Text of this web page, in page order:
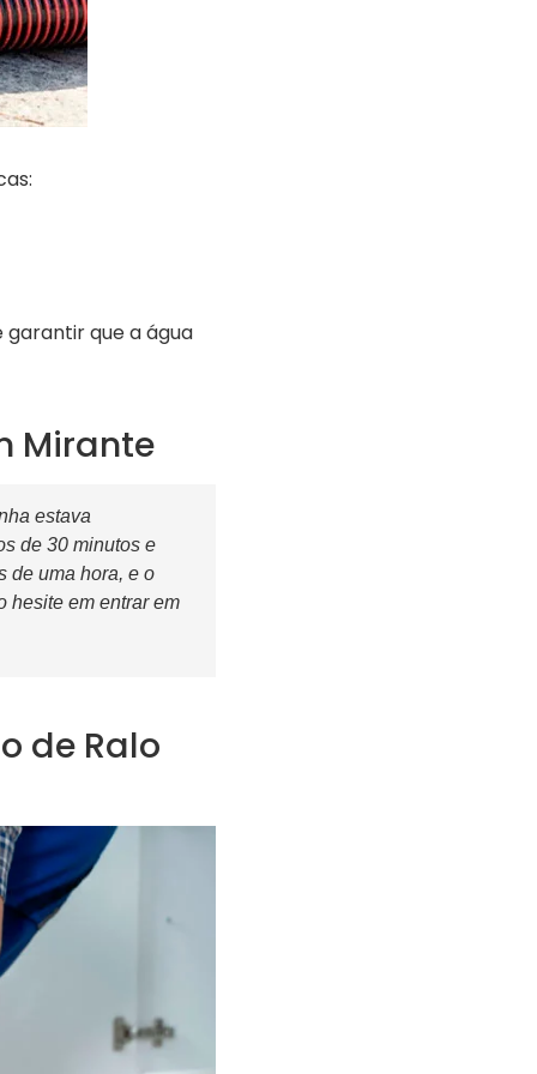
que a água
Mirante
estava
de 30 minutos e
de uma hora, e o
hesite em entrar em
de Ralo